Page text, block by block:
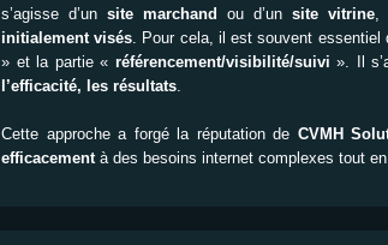
s’agisse d’un site marchand ou d’un site vitrine,
initialement visés. Pour cela, il est souvent essentiel
» et la partie « référencement/visibilité/suivi ». Il
l’efficacité, les résultats.
Cette approche a forgé la réputation de CVMH
efficacementà des besoins internet complexes tout en